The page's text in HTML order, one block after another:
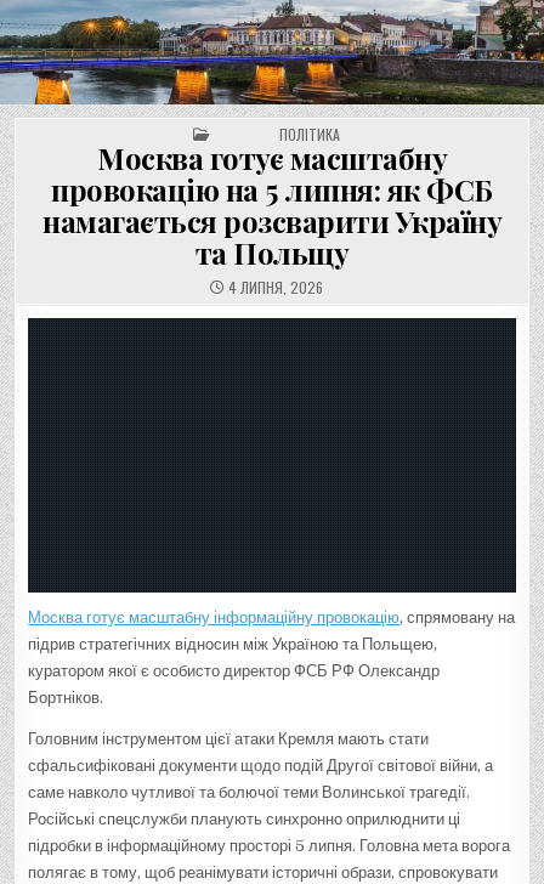
Перейти
до
вмісту
UNGVAR.UZ.UA
POSTED INПОЛІТИКА
Москва готує масштабну
провокацію на 5 липня: як ФСБ
намагається розсварити Україну
та Польщу
4 ЛИПНЯ, 2026
Москва готує масштабну інформаційну провокацію, спрямовану на
підрив стратегічних відносин між Україною та Польщею,
куратором якої є особисто директор ФСБ РФ Олександр
Бортніков.
Головним інструментом цієї атаки Кремля мають стати
сфальсифіковані документи щодо подій Другої світової війни, а
саме навколо чутливої та болючої теми Волинської трагедії.
Російські спецслужби планують синхронно оприлюднити ці
підробки в інформаційному просторі 5 липня. Головна мета ворога
полягає в тому, щоб реанімувати історичні образи, спровокувати